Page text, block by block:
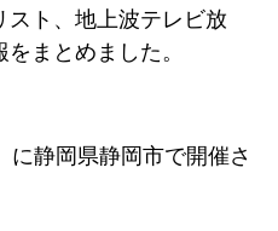
スト、地上波テレビ放
まとめました。
に静岡県静岡市で開催さ